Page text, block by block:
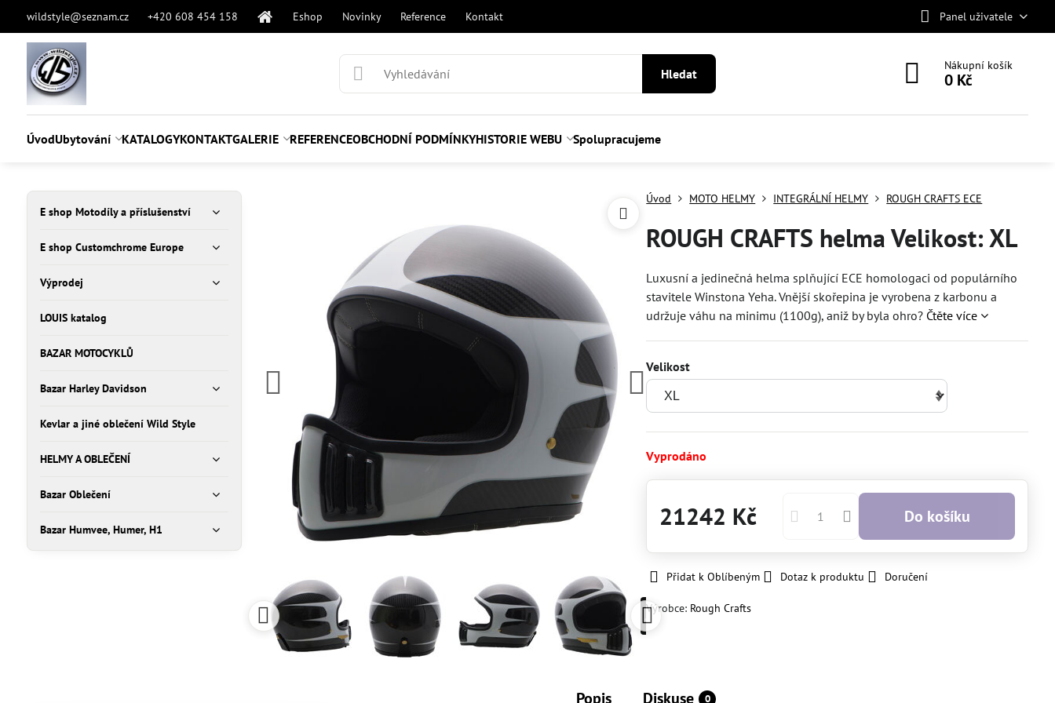
wildstyle@seznam.cz +420 608 454 158 Eshop Novinky Reference Kontakt Panel uživatele
Hledat
Nákupní košík
0 Kč
ÚvodUbytování KATALOGYKONTAKTGALERIE REFERENCEOBCHODNÍ PODMÍNKYHISTORIE WEBU Spolupracujeme
Úvod MOTO HELMY INTEGRÁLNÍ HELMY ROUGH CRAFTS ECE
ROUGH CRAFTS helma Velikost: XL
Luxusní a jedinečná helma splňující ECE homologaci od populárního
stavitele Winstona Yeha. Vnější skořepina je vyrobena z karbonu a
udržuje váhu na minimu (1100g), aniž by byla ohro? Čtěte více
Velikost
Vyprodáno
21242 Kč Do košíku
Přidat k Oblíbeným Dotaz k produktu Doručení
Výrobce: Rough Crafts
Popis Diskuse 0
E shop Motodíly a příslušenství
E shop Customchrome Europe
Výprodej
LOUIS katalog
BAZAR MOTOCYKLŮ
Bazar Harley Davidson
Kevlar a jiné oblečení Wild Style
HELMY A OBLEČENÍ
Bazar Oblečení
Bazar Humvee, Humer, H1